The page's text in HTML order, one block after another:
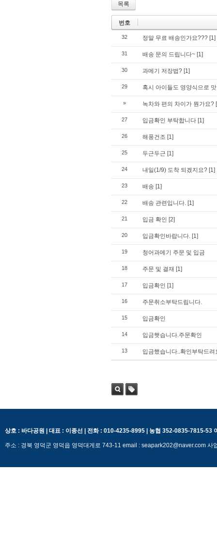
목록
번호
32 정말 무료 배송인가요??? [1]
31 배송 문의 드립니다~ [1]
30 과메기 저장법? [1]
29 혹시 아이들도 영양식으로
» 녹차와 편의 차이가 뭔가요?
27 입금확인 부탁합니다 [1]
26 해풍건조 [1]
25 두근두근 [1]
24 내일(1/9) 도착 되겠지요? [1]
23 배송 [1]
22 배송 관련입니다. [1]
21 입금 확인 [2]
20 입금확인바랍니다. [1]
19 청어과메기 주문 및 입금
18 주문 및 결재 [1]
17 입금확인 [1]
16 주문취소부탁드립니다.
15 입금확인
14 입금햇습니다.주문확인
13 입금했습니다..확인부탁드려
상호 : 바다공원 | 대표 : 이종선 | 전화 : 010-4235-8995 | 농협 352-0835-7815-53
주소 : 경북 영덕군 영덕읍 영덕대게로 743-11 email : seapark202@naver.com